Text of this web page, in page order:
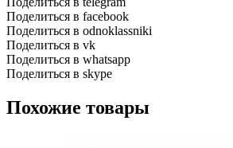
Поделиться в facebook
Поделиться в odnoklassniki
Поделиться в vk
Поделиться в whatsapp
Поделиться в skype
Похожие товары